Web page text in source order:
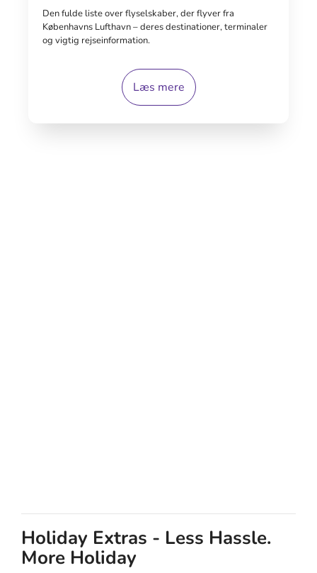
Den fulde liste over flyselskaber, der flyver fra
Københavns Lufthavn – deres destinationer, terminaler
og vigtig rejseinformation.
Læs mere
Holiday Extras - Less Hassle.
More Holiday